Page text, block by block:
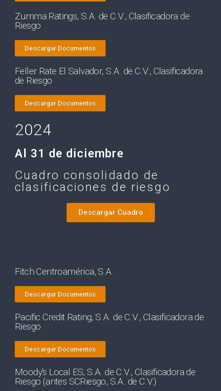
Zumma Ratings, S.A. de C.V., Clasificadora de
Riesgo
Descargar Documentos
Feller Rate El Salvador, S.A. de C.V., Clasificadora
de Riesgo
Descargar Documentos
2024
Al 31 de diciembre
Cuadro consolidado de
clasificaciones de riesgo
Descargar Cuadro
Fitch Centroamérica, S.A.
Descargar Documentos
Pacific Credit Rating, S.A. de C.V., Clasificadora de
Riesgo
Descargar Documentos
Moody's Local ES, S.A. de C.V., Clasificadora de
Riesgo (antes SCRiesgo, S.A. de C.V.)